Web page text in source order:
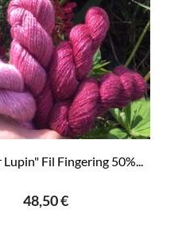
Fil Fingering 50%...
48,50 €